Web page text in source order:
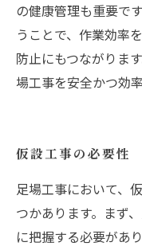
の健康管理も重要で
うことで、作業効率
防止にもつながりま
場工事を安全かつ効
仮設工事の必要性
足場工事において、
つかあります。まず
に把握する必要があ